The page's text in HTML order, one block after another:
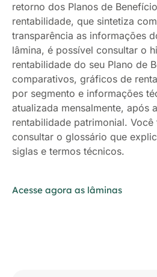
retorno dos Planos de
rentabilidade, que sintetiza
transparência as informações
lâmina, é possível consultar o
rentabilidade do seu Plano de
comparativos, gráficos de
por segmento e informações
atualizada mensalmente, após
rentabilidade patrimonial.
consultar o glossário que
siglas e termos técnicos.
Acesse agora as lâminas